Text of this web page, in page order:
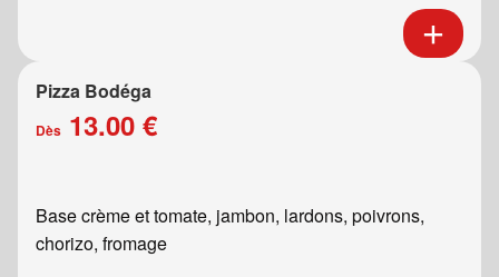
Pizza Bodéga
Dès 13.00 €
Base crème et tomate, jambon, lardons, poivrons,
chorizo, fromage